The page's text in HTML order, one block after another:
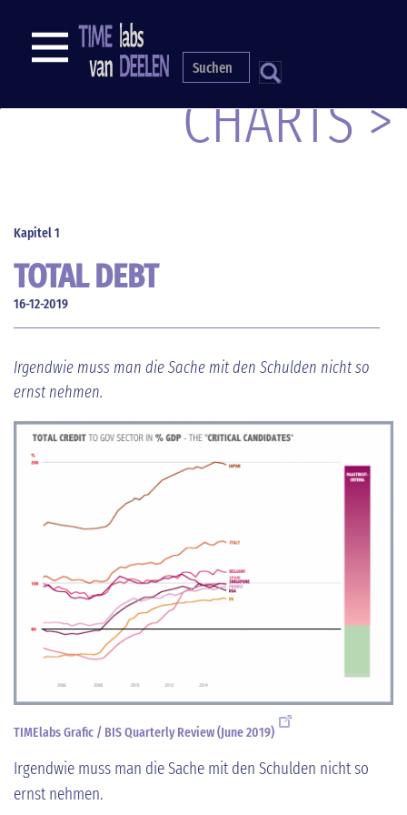
S
NAVIGATION
CHARTS >
Kapitel 1
TOTAL DEBT
16-12-2019
Irgendwie muss man die Sache mit den Schulden nicht so
ernst nehmen.
TIMElabs Grafic / BIS Quarterly Review (June 2019)
Irgendwie muss man die Sache mit den Schulden nicht so
ernst nehmen.